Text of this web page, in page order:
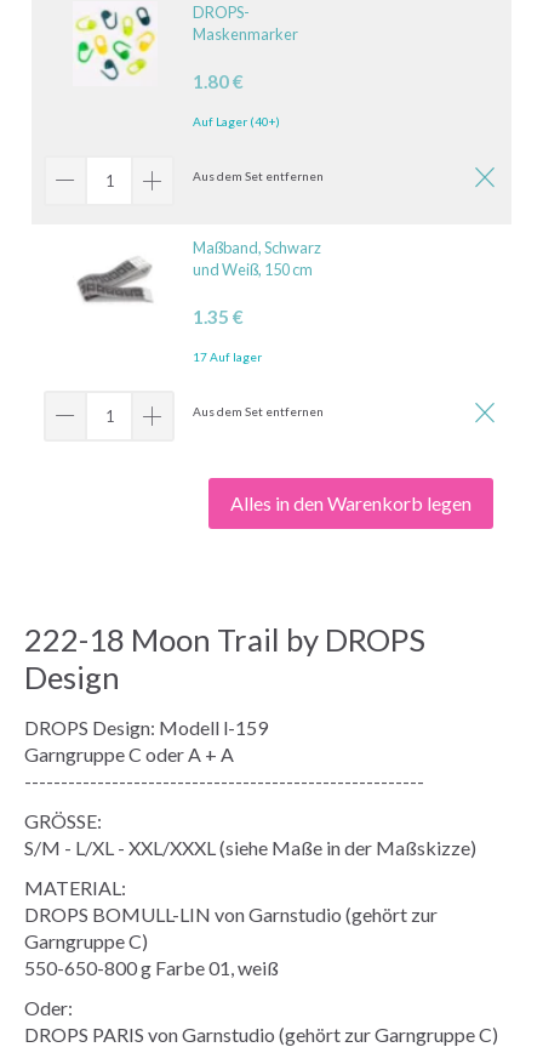
DROPS-
Maskenmarker
1.80 €
Auf Lager (40+)
Aus dem Set entfernen
Maßband, Schwarz
und Weiß, 150 cm
1.35 €
17 Auf lager
Aus dem Set entfernen
Alles in den Warenkorb legen
222-18 Moon Trail by DROPS
Design
DROPS Design: Modell l-159
Garngruppe C oder A + A
-------------------------------------------------------
GRÖSSE:
S/M - L/XL - XXL/XXXL (siehe Maße in der Maßskizze)
MATERIAL:
DROPS BOMULL-LIN von Garnstudio (gehört zur
Garngruppe C)
550-650-800 g Farbe 01, weiß
Oder:
DROPS PARIS von Garnstudio (gehört zur Garngruppe C)